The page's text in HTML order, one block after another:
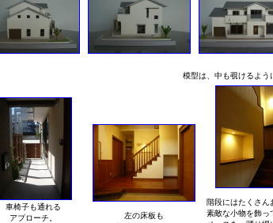
模型は、中も覗けるよう
車椅子も通れる
アプローチ。
左の床板も
階段にはたくさん
素敵な小物を飾っ